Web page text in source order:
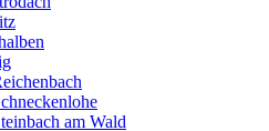
am Wald